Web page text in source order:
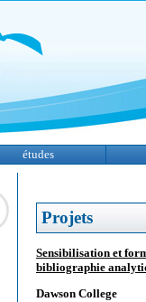
études
Projets
Sensibilisation et
bibliographie
Dawson College